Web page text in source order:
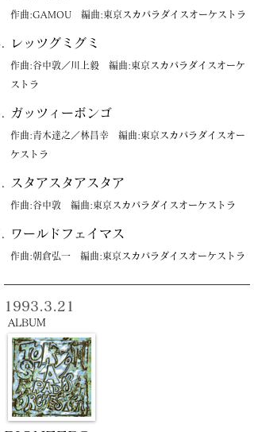
作曲:GAMOU 編曲:東京スカパラダイスオーケストラ
レッツグミグミ
作曲:谷中敦／川上毅 編曲:東京スカパラダイスオーケ
ストラ
ガッツィーボンゴ
作曲:青木達之／林昌幸 編曲:東京スカパラダイスオー
ケストラ
スタアスタアスタア
作曲:谷中敦 編曲:東京スカパラダイスオーケストラ
ワールドフェイマス
作曲:朝倉弘一 編曲:東京スカパラダイスオーケストラ
1993.3.21
ALBUM